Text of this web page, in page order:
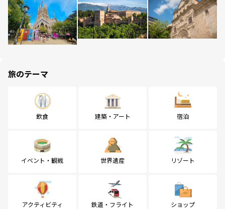
旅のテーマ
飲食 建築・アート 宿泊
イベント・観戦 世界遺産 リゾート
アクティビティ 鉄道・フライト ショップ